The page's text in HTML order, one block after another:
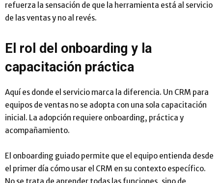
refuerza la sensación de que la herramienta está al servicio
de las ventas y no al revés.
El rol del onboarding y la
capacitación práctica
Aquí es donde el servicio marca la diferencia. Un CRM para
equipos de ventas no se adopta con una sola capacitación
inicial. La adopción requiere onboarding, práctica y
acompañamiento.
El onboarding guiado permite que el equipo entienda desde
el primer día cómo usar el CRM en su contexto específico.